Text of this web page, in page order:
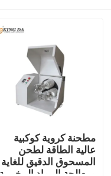
منزل
مطحنة كروية كوكبية
عالية الطاقة لطحن
المسحوق الدقيق للغاية